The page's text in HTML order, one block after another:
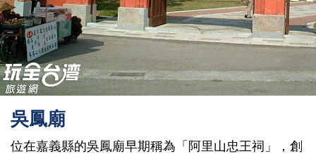
吳鳳廟
位在嘉義縣的吳鳳廟早期稱為「阿里山忠王祠」，創